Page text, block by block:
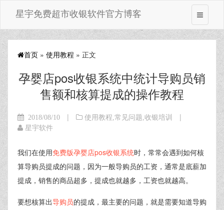
星宇免费超市收银软件官方博客
首页 » 使用教程 » 正文
孕婴店pos收银系统中统计导购员销
售额和核算提成的操作教程
2018/08/10 | 使用教程 常见问题 收银培训 |
星宇软件
我们在使用免费版孕婴店pos收银系统时，常常会遇到如何核
算导购员提成的问题，因为一般导购员的工资，通常是底薪加
提成，销售的商品超多，提成也就越多，工资也就越高。
要想核算出导购员的提成，最主要的问题，就是需要知道导购